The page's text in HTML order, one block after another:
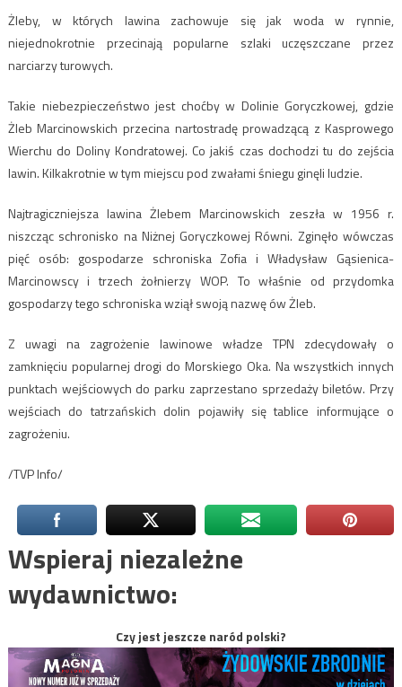
Żleby, w których lawina zachowuje się jak woda w rynnie,
niejednokrotnie przecinają popularne szlaki uczęszczane przez
narciarzy turowych.
Takie niebezpieczeństwo jest choćby w Dolinie Goryczkowej, gdzie
Żleb Marcinowskich przecina nartostradę prowadzącą z Kasprowego
Wierchu do Doliny Kondratowej. Co jakiś czas dochodzi tu do zejścia
lawin. Kilkakrotnie w tym miejscu pod zwałami śniegu ginęli ludzie.
Najtragiczniejsza lawina Żlebem Marcinowskich zeszła w 1956 r.
niszcząc schronisko na Niżnej Goryczkowej Równi. Zginęło wówczas
pięć osób: gospodarze schroniska Zofia i Władysław Gąsienica-
Marcinowscy i trzech żołnierzy WOP. To właśnie od przydomka
gospodarzy tego schroniska wziął swoją nazwę ów Żleb.
Z uwagi na zagrożenie lawinowe władze TPN zdecydowały o
zamknięciu popularnej drogi do Morskiego Oka. Na wszystkich innych
punktach wejściowych do parku zaprzestano sprzedaży biletów. Przy
wejściach do tatrzańskich dolin pojawiły się tablice informujące o
zagrożeniu.
/TVP Info/
Wspieraj niezależne
wydawnictwo:
Czy jest jeszcze naród polski?